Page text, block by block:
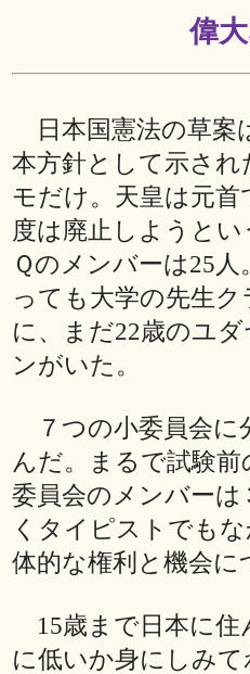
偉
日本国憲法の草案
本方針として示さ
モだけ。天皇は元
度は廃止しようと
Ｑのメンバーは25
っても大学の先生
に、まだ22歳のユ
ンがいた。
７つの小委員会に
んだ。まるで試験
委員会のメンバー
くタイピストでも
体的な権利と機会に
15歳まで日本に住
に低いか身にしみ